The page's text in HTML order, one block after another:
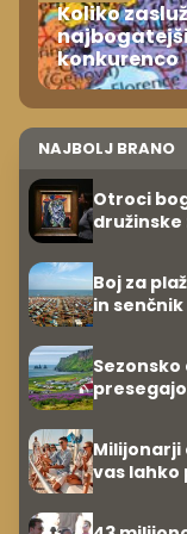
Koliko
konkurenco
NAJBOLJ BRANO
Otroci
Boj za
in
Milijonarji
vas